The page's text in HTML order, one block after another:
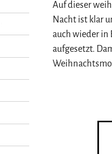
Auf dieser
Nacht ist klar
auch wieder in
aufgesetzt.